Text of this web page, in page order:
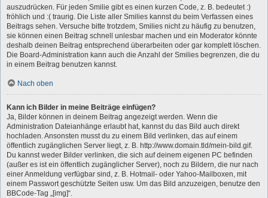
auszudrücken. Für jeden Smilie gibt es einen kurzen Code, z. B. bedeutet :)
fröhlich und :( traurig. Die Liste aller Smilies kannst du beim Verfassen eines
Beitrags sehen. Versuche bitte trotzdem, Smilies nicht zu häufig zu benutzen,
sie können einen Beitrag schnell unlesbar machen und ein Moderator könnte
deshalb deinen Beitrag entsprechend überarbeiten oder gar komplett löschen.
Die Board-Administration kann auch die Anzahl der Smilies begrenzen, die du
in einem Beitrag benutzen kannst.
Nach oben
Kann ich Bilder in meine Beiträge einfügen?
Ja, Bilder können in deinem Beitrag angezeigt werden. Wenn die
Administration Dateianhänge erlaubt hat, kannst du das Bild auch direkt
hochladen. Ansonsten musst du zu einem Bild verlinken, das auf einem
öffentlich zugänglichen Server liegt, z. B. http://www.domain.tld/mein-bild.gif.
Du kannst weder Bilder verlinken, die sich auf deinem eigenen PC befinden
(außer es ist ein öffentlich zugänglicher Server), noch zu Bildern, die nur nach
einer Anmeldung verfügbar sind, z. B. Hotmail- oder Yahoo-Mailboxen, mit
einem Passwort geschützte Seiten usw. Um das Bild anzuzeigen, benutze den
BBCode-Tag „[img]“.